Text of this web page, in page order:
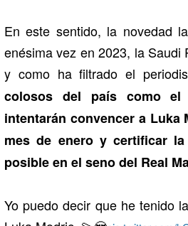
En este sentido, la novedad
enésima vez en 2023, la Saudi
y como ha filtrado el
colosos del país como el
intentarán convencer a Luka
mes de enero y certificar
posible en el seno del Real
Yo puedo decir que he tenido